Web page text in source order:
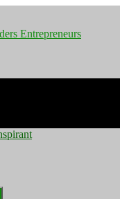
Pourquoi